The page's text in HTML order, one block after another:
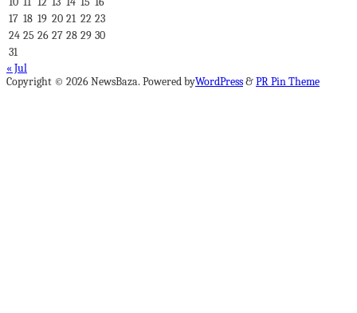
17 18 19 20 21 22 23
24 25 26 27 28 29 30
31
« Jul
Copyright © 2026 NewsBaza. Powered byWordPress&PR Pin Theme